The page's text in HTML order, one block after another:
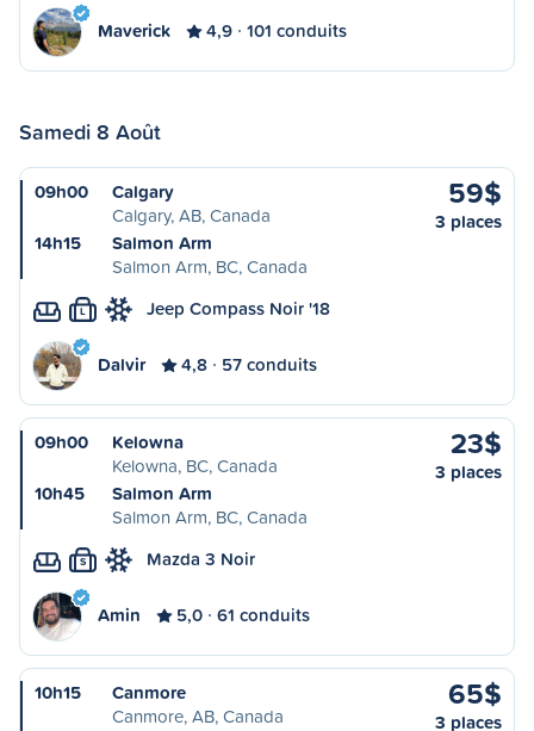
Maverick 4,9 101 conduits
Samedi 8 Août
09h00
Calgary
Calgary, AB, Canada
14h15
Salmon Arm
Salmon Arm, BC, Canada
59$
3 places
L Jeep Compass Noir '18
Dalvir 4,8 57 conduits
09h00
Kelowna
Kelowna, BC, Canada
10h45
Salmon Arm
Salmon Arm, BC, Canada
23$
3 places
S Mazda 3 Noir
Amin 5,0 61 conduits
10h15
Canmore
Canmore, AB, Canada
65$
3 places